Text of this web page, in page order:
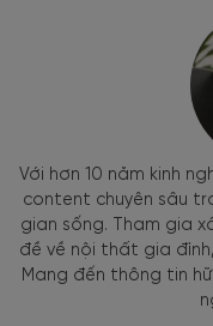
Với hơn 10 năm kinh
content chuyên sâu
gian sống. Tham gia
đề về nội thất gia
Mang đến thông tin